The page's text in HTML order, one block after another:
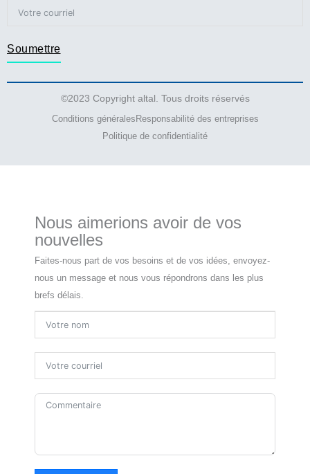
Soumettre
©2023 Copyright altal. Tous droits réservés
Conditions générales Responsabilité des entreprises
Politique de confidentialité
Nous aimerions avoir de vos
nouvelles
Faites-nous part de vos besoins et de vos idées, envoyez-
nous un message et nous vous répondrons dans les plus
brefs délais.